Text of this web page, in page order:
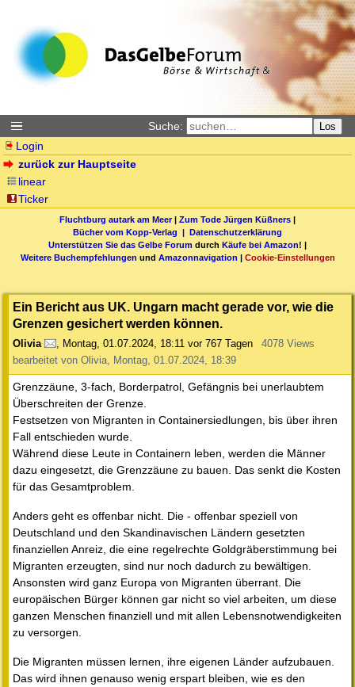
Suche: Los
Login
zurück zur Hauptseite
linear
Ticker
Fluchtburg autark am Meer| Zum Tode Jürgen Küßners |
Bücher vom Kopp-Verlag | Datenschutzerklärung
Unterstützen Sie das Gelbe Forum durch Käufe bei Amazon! |
Weitere Buchempfehlungen und Amazonnavigation | Cookie-Einstellungen
Ein Bericht aus UK. Ungarn macht gerade vor, wie die
Grenzen gesichert werden können.
Olivia , Montag, 01.07.2024, 18:11 vor 767 Tagen
4078 Views
bearbeitet von Olivia, Montag, 01.07.2024, 18:39
Grenzzäune, 3-fach, Borderpatrol, Gefängnis bei unerlaubtem
Überschreiten der Grenze.
Festsetzen von Migranten in Containersiedlungen, bis über ihren
Fall entschieden wurde.
Während diese Leute in Containern leben, werden die Männer
dazu eingesetzt, die Grenzzäune zu bauen. Das senkt die Kosten
für das Gesamtproblem.
Anders geht es offenbar nicht. Die - offenbar speziell von
Deutschland und den Skandinavischen Ländern gesetzten
finanziellen Anreiz, die eine regelrechte Goldgräberstimmung bei
Migranten erzeugten, sind nur noch dadurch zu bewältigen.
Ansonsten wird ganz Europa von Migranten überrant. Die
europäischen Bürger können gar nicht so viel arbeiten, um diese
ganzen Menschen finanziell und mit allen Lebensnotwendigkeiten
zu versorgen.
Die Migranten müssen lernen, ihre eigenen Länder aufzubauen.
Das wird ihnen genauso wenig erspart bleiben, wie es den